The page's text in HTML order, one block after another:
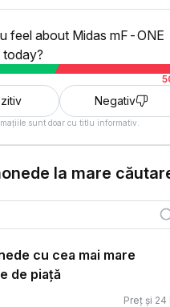
feel about Midas mF-ONE
Negativ
sunt doar cu titlu informativ.
la mare
cu cea mai mare
de piață
Preț și 24